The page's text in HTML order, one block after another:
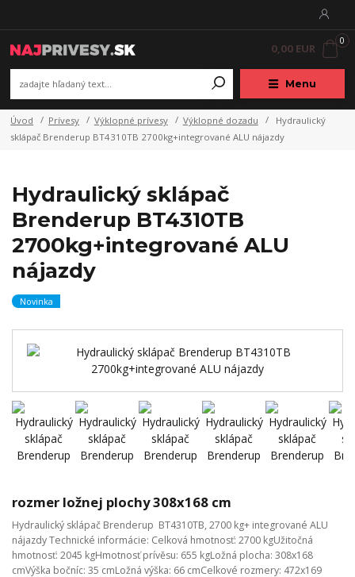
Menu
0
0,00 EUR
Úvod Prívesy Výklopné prívesy Výklopné dozadu
Hydraulický
sklápač Brenderup BT4310TB 2700kg+integrované ALU nájazdy
Hydraulický sklápač
Brenderup BT4310TB
2700kg+integrované ALU
nájazdy
Novinka
rozmer ložnej plochy 308x168 cm
Hydraulický sklápač Brenderup BT4310TB, 2700 kg+ integrované ALU
nájazdy Technické informácie: Celková hmotnosť: 2700 kgUžitočná
hmotnosť: 2045 kgHmotnosť prívěsu: 655 kgLožná plocha: 308x168
cmVýška bočníc: 35 cmLožná výška: 66 cmCelkové rozmery: 472x169